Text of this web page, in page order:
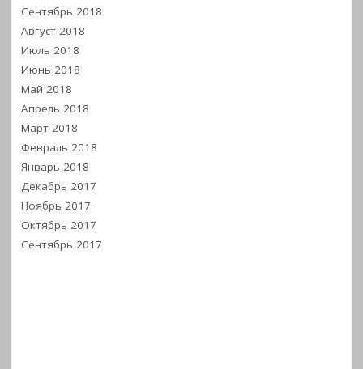
Сентябрь 2018
Август 2018
Июль 2018
Июнь 2018
Май 2018
Апрель 2018
Март 2018
Февраль 2018
Январь 2018
Декабрь 2017
Ноябрь 2017
Октябрь 2017
Сентябрь 2017